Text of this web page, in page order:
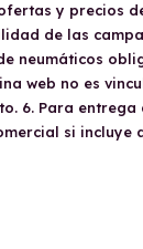
y precios
de las
neumáticos
web no es
6. Para entrega
si incluye